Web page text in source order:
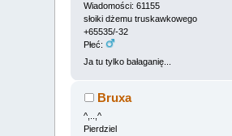
Wiadomości: 61155
słoiki dżemu truskawkowego
+65535/-32
Płeć:
Ja tu tylko bałaganię...
Bruxa
^,..,^
Pierdziel